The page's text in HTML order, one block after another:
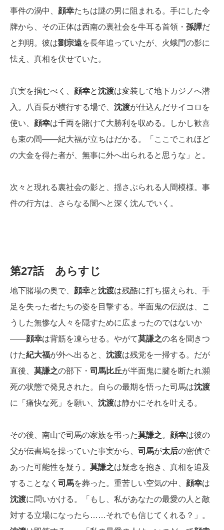
事件の渦中、 顔幸たちは謎の男に阻まれる。手にした令
牌から、その正体は西南の裏社会を牛耳る首領・ 孫譚だ
と判明。彼は劉宗遠を長年追っていたが、火蛾門の影に
怯え、真相を伏せていた。
真実を掴むべく、 顔幸と沈渡は変装して地下カジノへ潜
入。八百長が横行する場で、 沈渡が仕込んだサイコロを
使い、 顔幸は千両を賭けて大勝利を収める。しかし歓喜
も束の間――紀大福が立ちはだかる。「ここでこれほど
の大金を得た者が、無事に外へ出られると思うな」と。
次々と現れる裏社会の影と、揺さぶられる人間模様。事
件の行方は、さらなる闇へと深く沈んでいく。
第27話 あらすじ
地下賭場の奥で、 顔幸と沈渡は残酷に打ち据えられ、手
足を失った者たちの姿を目撃する。半面鬼の伝説は、こ
うした無惨な人々を隠すために広まったのではないか
――顔幸は背筋を凍らせる。やがて莫謙之の名を聞きつ
けた紀大福が外へ出ると、 沈渡は残党を一掃する。だが
直後、 莫謙之の部下・ 司馬比丘が半面鬼に腱を断たれ瀕
死の状態で発見された。自らの最期を悟った司馬は沈渡
に「痛快な死」を願い、 沈渡は静かにそれを叶える。
その後、南山で司馬の家族を弔った莫謙之。 顔幸は彼の
父が伝書鳩を操っていた事実から、 司馬が太后の密偵で
あった可能性を疑う。 莫謙之は疑念を抱き、真相を追及
することなく 司馬を葬った。重苦しい空気の中、 顔幸は
沈渡に問いかける。「もし、私があなたの最愛の人と敵
対する立場になったら……それでも信じてくれる？」。